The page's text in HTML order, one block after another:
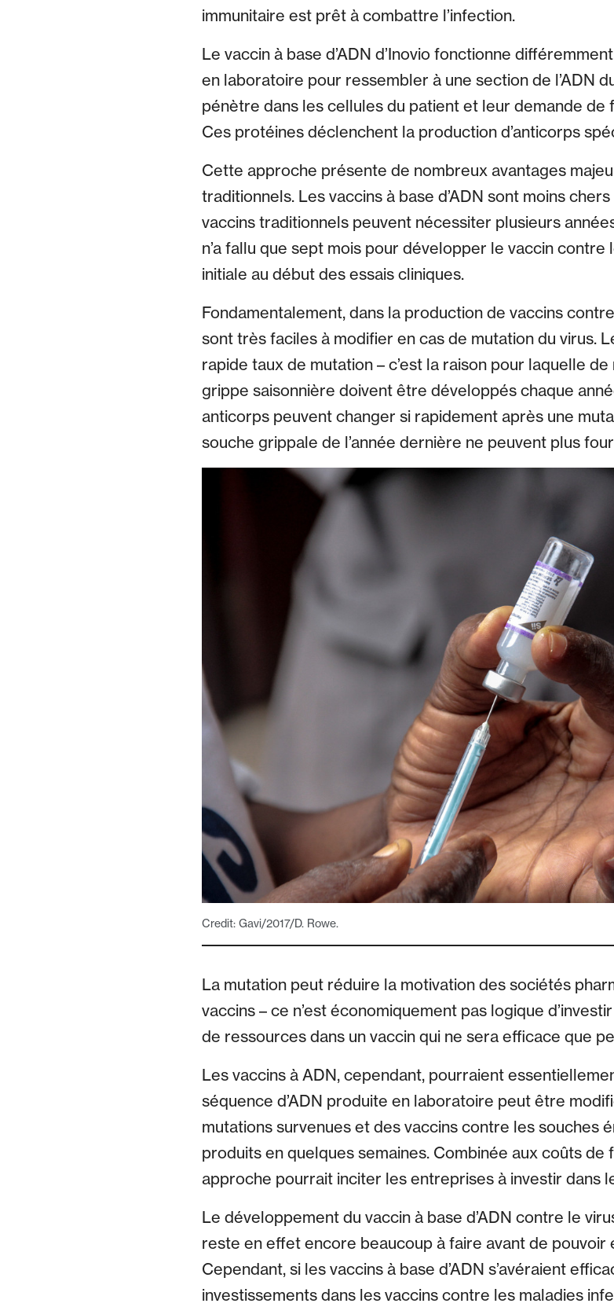
immunitaire est prêt à combattre l’infection.
Le vaccin à base d’ADN d’Inovio fonctionne
en laboratoire pour ressembler à une section de l’ADN
pénètre dans les cellules du patient et leur demande de
Ces protéines déclenchent la production d’anticorps
Cette approche présente de nombreux avantages
traditionnels. Les vaccins à base d’ADN sont moins
vaccins traditionnels peuvent nécessiter plusieurs
n’a fallu que sept mois pour développer le vaccin contre
initiale au début des essais cliniques.
Fondamentalement, dans la production de vaccins
sont très faciles à modifier en cas de mutation du virus.
rapide taux de mutation – c’est la raison pour laquelle
grippe saisonnière doivent être développés chaque
anticorps peuvent changer si rapidement après une
souche grippale de l’année dernière ne peuvent plus
Credit: Gavi/2017/D. Rowe.
La mutation peut réduire la motivation des sociétés
vaccins – ce n’est économiquement pas logique
de ressources dans un vaccin qui ne sera efficace que
Les vaccins à ADN, cependant, pourraient
séquence d’ADN produite en laboratoire peut être
mutations survenues et des vaccins contre les souches
produits en quelques semaines. Combinée aux coûts
approche pourrait inciter les entreprises à investir dans
Le développement du vaccin à base d’ADN contre le
reste en effet encore beaucoup à faire avant de pouvoir
Cependant, si les vaccins à base d’ADN s’avéraient
investissements dans les vaccins contre les maladies